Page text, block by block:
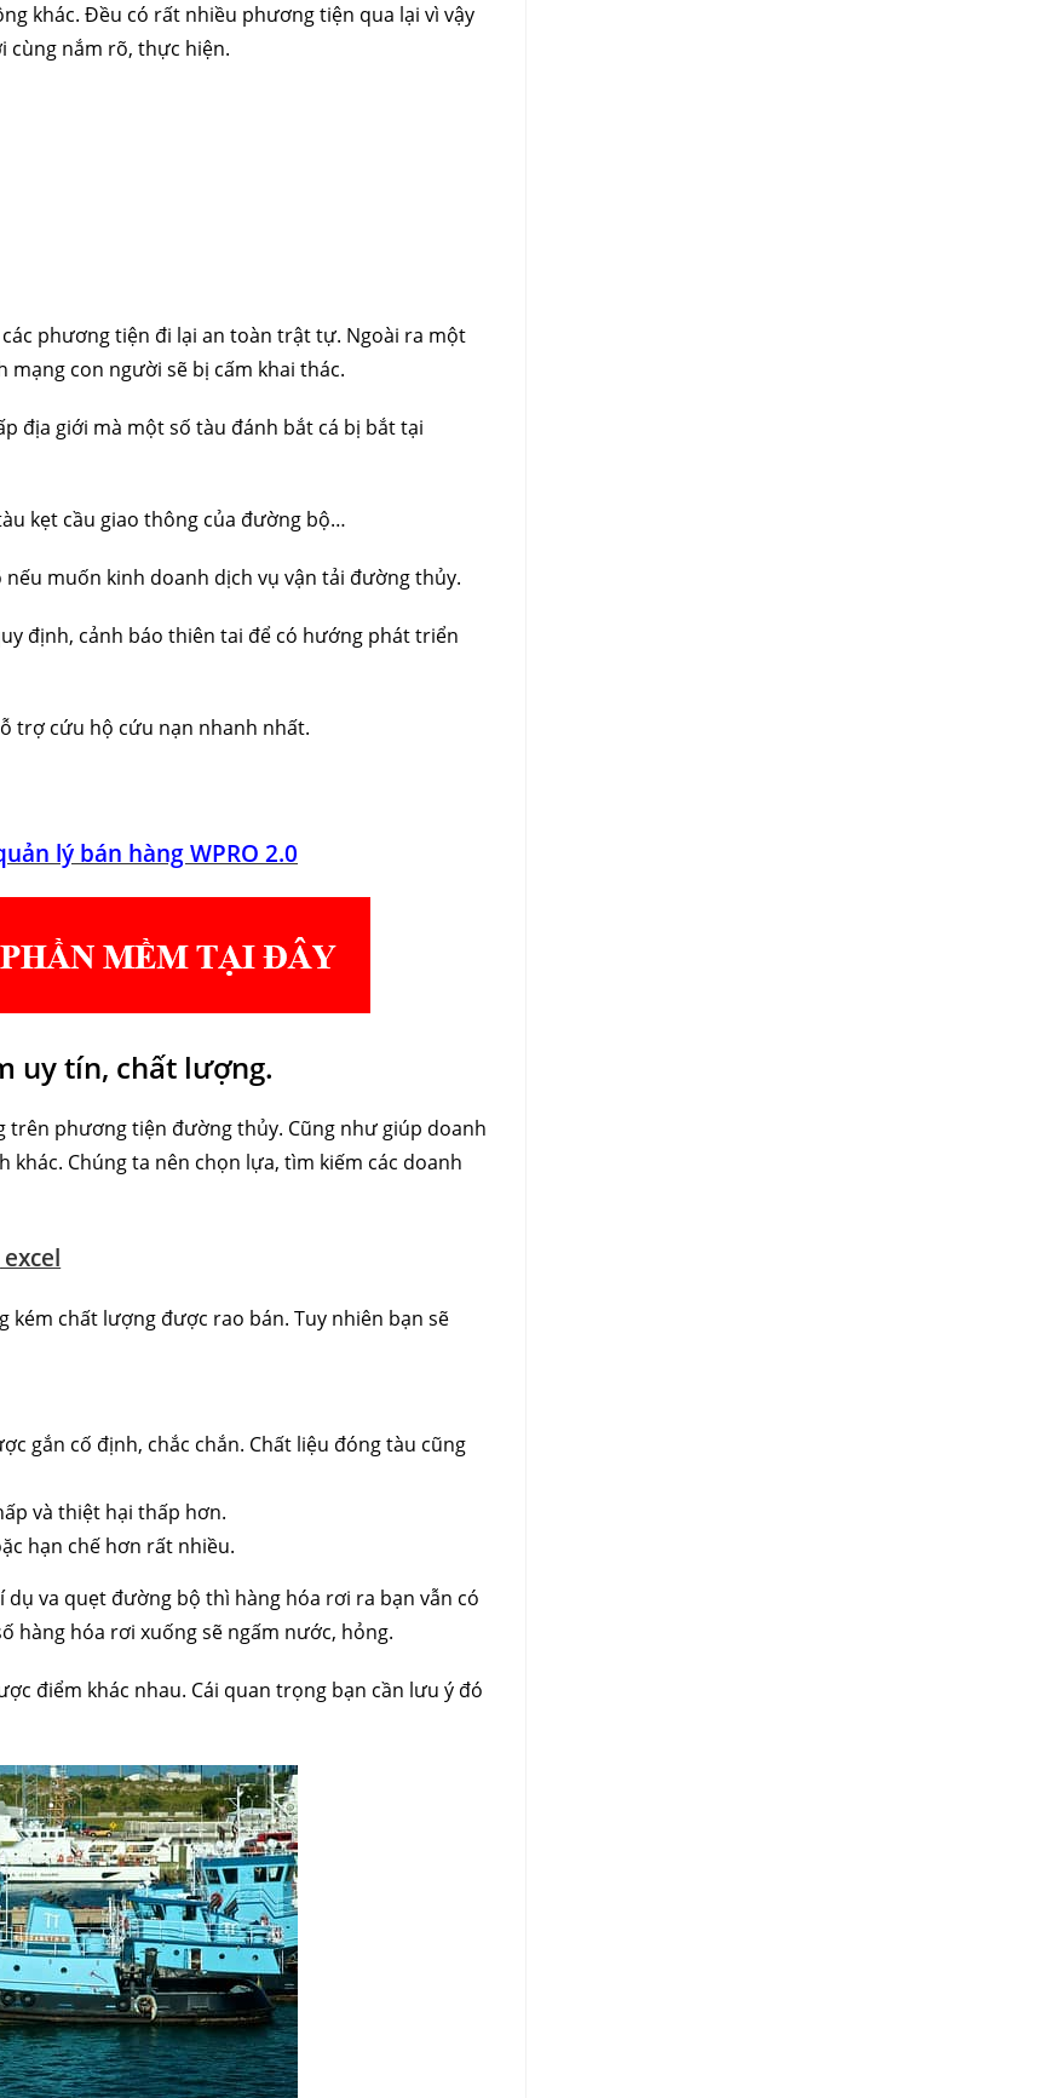
khác. Đều có rất nhiều phương tiện qua lại vì vậy
cùng nắm rõ, thực hiện.
phương tiện đi lại an toàn trật tự. Ngoài ra một
con người sẽ bị cấm khai thác.
địa giới mà một số tàu đánh bắt cá bị bắt tại
kẹt cầu giao thông của đường bộ…
muốn kinh doanh dịch vụ vận tải đường thủy.
định, cảnh báo thiên tai để có hướng phát triển
trợ cứu hộ cứu nạn nhanh nhất.
lý bán hàng WPRO 2.0
uy tín, chất lượng.
phương tiện đường thủy. Cũng như giúp doanh
Chúng ta nên chọn lựa, tìm kiếm các doanh
kém chất lượng được rao bán. Tuy nhiên bạn sẽ
gắn cố định, chắc chắn. Chất liệu đóng tàu cũng
và thiệt hại thấp hơn.
hạn chế hơn rất nhiều.
va quẹt đường bộ thì hàng hóa rơi ra bạn vẫn có
hàng hóa rơi xuống sẽ ngấm nước, hỏng.
điểm khác nhau. Cái quan trọng bạn cần lưu ý đó